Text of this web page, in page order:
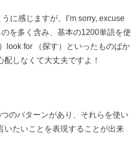
に感じますが、I’m sorry, excuse
を多く含み、基本の1200単語を使
look for （探す）といったものばか
配しなくて大丈夫ですよ！
のパターンがあり、それらを使い
いたいことを表現することが出来